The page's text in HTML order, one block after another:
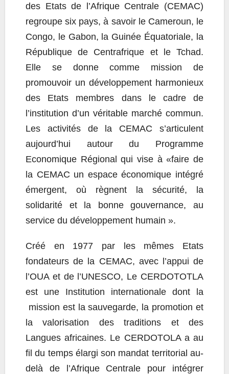
des Etats de l’Afrique Centrale (CEMAC)
regroupe six pays, à savoir le Cameroun, le
Congo, le Gabon, la Guinée Équatoriale, la
République de Centrafrique et le Tchad.
Elle se donne comme mission de
promouvoir un développement harmonieux
des Etats membres dans le cadre de
l’institution d’un véritable marché commun.
Les activités de la CEMAC s’articulent
aujourd’hui autour du Programme
Economique Régional qui vise à «faire de
la CEMAC un espace économique intégré
émergent, où règnent la sécurité, la
solidarité et la bonne gouvernance, au
service du développement humain ».
Créé en 1977 par les mêmes Etats
fondateurs de la CEMAC, avec l’appui de
l’OUA et de l’UNESCO, Le CERDOTOTLA
est une Institution internationale dont la
mission est la sauvegarde, la promotion et
la valorisation des traditions et des
Langues africaines. Le CERDOTOLA a au
fil du temps élargi son mandat territorial au-
delà de l’Afrique Centrale pour intégrer